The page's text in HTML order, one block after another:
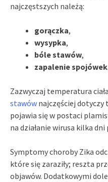
najczęstszych należą:
gorączka,
wysypka,
bóle stawów,
zapalenie spojówek.
Zazwyczaj temperatura
stawów najczęściej dotyczy
pojawia się w postaci
na działanie wirusa kilka dni
Symptomy choroby Zika
które się zaraziły; reszta
objawów. Dodatkowymi